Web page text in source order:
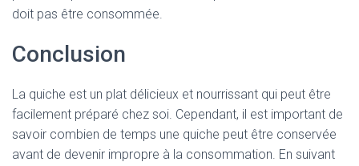
doit pas être consommée.
Conclusion
La quiche est un plat délicieux et nourrissant qui peut être
facilement préparé chez soi. Cependant, il est important de
savoir combien de temps une quiche peut être conservée
avant de devenir impropre à la consommation. En suivant